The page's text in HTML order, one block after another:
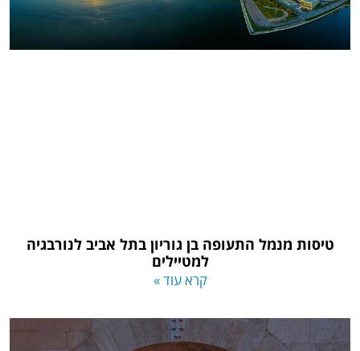
טיסות מנמל התעופה בן גוריון בתל אביב לנורבגיה
למטיילים
קרא עוד »